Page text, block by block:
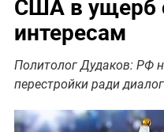
США в ущерб
интересам
Политолог Дудаков: РФ
перестройки ради